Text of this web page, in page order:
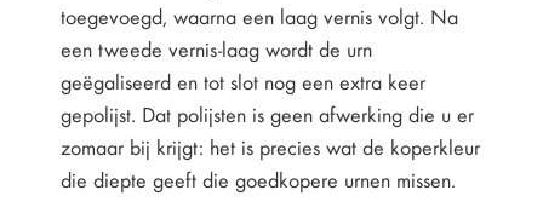
toegevoegd, waarna een laag vernis volgt. Na
een tweede vernis-laag wordt de urn
geëgaliseerd en tot slot nog een extra keer
gepolijst. Dat polijsten is geen afwerking die u er
zomaar bij krijgt: het is precies wat de koperkleur
die diepte geeft die goedkopere urnen missen.